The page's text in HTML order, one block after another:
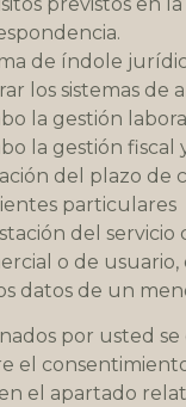
de índole
los sistemas de
la gestión
la gestión fiscal
del plazo de
particulares
del servicio
o de
datos de un
por usted
el
el apartado